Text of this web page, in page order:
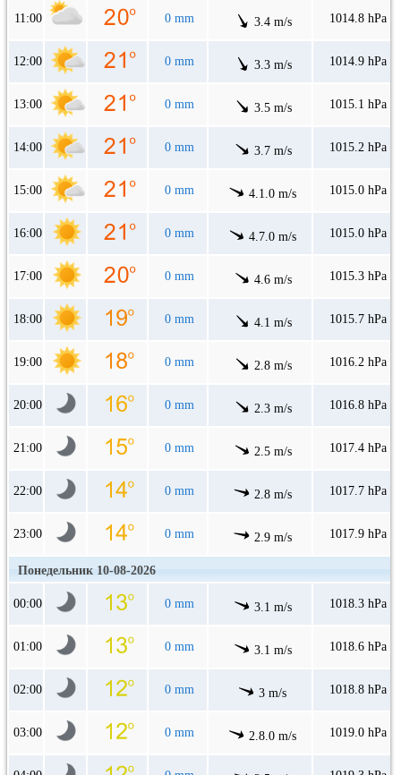
11:00 0 mm 3.4 m/s 1014.8 hPa
12:00 0 mm 3.3 m/s 1014.9 hPa
13:00 0 mm 3.5 m/s 1015.1 hPa
14:00 0 mm 3.7 m/s 1015.2 hPa
15:00 0 mm 4.1.0 m/s 1015.0 hPa
16:00 0 mm 4.7.0 m/s 1015.0 hPa
17:00 0 mm 4.6 m/s 1015.3 hPa
18:00 0 mm 4.1 m/s 1015.7 hPa
19:00 0 mm 2.8 m/s 1016.2 hPa
20:00 0 mm 2.3 m/s 1016.8 hPa
21:00 0 mm 2.5 m/s 1017.4 hPa
22:00 0 mm 2.8 m/s 1017.7 hPa
23:00 0 mm 2.9 m/s 1017.9 hPa
Понедельник 10-08-2026
00:00 0 mm 3.1 m/s 1018.3 hPa
01:00 0 mm 3.1 m/s 1018.6 hPa
02:00 0 mm 3 m/s 1018.8 hPa
03:00 0 mm 2.8.0 m/s 1019.0 hPa